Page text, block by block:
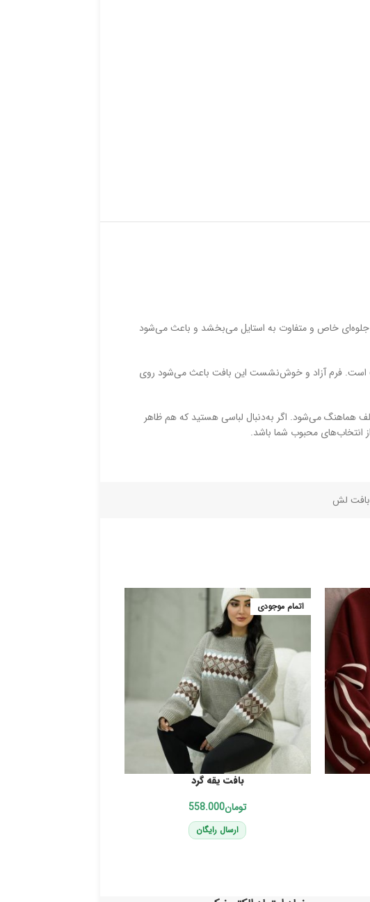
جلوه‌ای خاص و متفاوت به استایل می‌بخشد و باعث می‌شود
است. فرم آزاد و خوش‌نشست این بافت باعث می‌شود روی
هماهنگ می‌شود. اگر به‌دنبال لباسی هستید که هم ظاهر
انتخاب‌های محبوب شما باشد.
بافت لش
اتمام موجودی
بافت یقه گرد
تومان
ارسال رایگان